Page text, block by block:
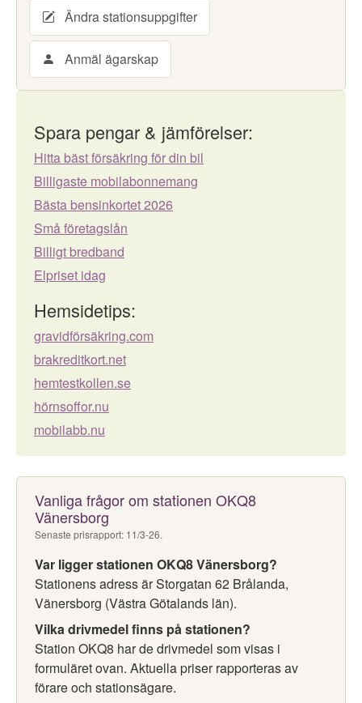
Ändra stationsuppgifter
Anmäl ägarskap
Spara pengar & jämförelser:
Hitta bäst försäkring för din bil
Billigaste mobilabonnemang
Bästa bensinkortet 2026
Små företagslån
Billigt bredband
Elpriset idag
Hemsidetips:
gravidförsäkring.com
brakreditkort.net
hemtestkollen.se
hörnsoffor.nu
mobilabb.nu
Vanliga frågor om stationen OKQ8
Vänersborg
Senaste prisrapport: 11/3-26.
Var ligger stationen OKQ8 Vänersborg?
Stationens adress är Storgatan 62 Brålanda,
Vänersborg (Västra Götalands län).
Vilka drivmedel finns på stationen?
Station OKQ8 har de drivmedel som visas i
formuläret ovan. Aktuella priser rapporteras av
förare och stationsägare.